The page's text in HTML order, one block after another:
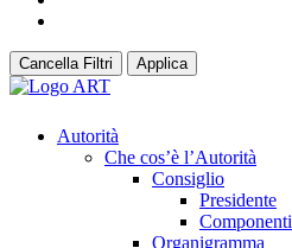
Cancella Filtri Applica
Autorità
Che cos’è l’Autorità
Consiglio
Presidente
Componenti
Organigramma